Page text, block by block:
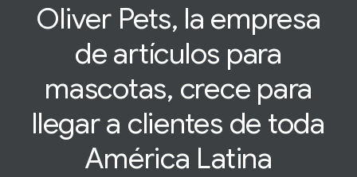
Join a
Oliver Pets, la empresa
de artículos para
mascotas, crece para
llegar a clientes de toda
América Latina